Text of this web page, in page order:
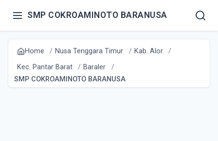
SMP COKROAMINOTO BARANUSA
Home Nusa Tenggara Timur
Kab. Alor
Kec. Pantar Barat
Baraler
SMP COKROAMINOTO BARANUSA